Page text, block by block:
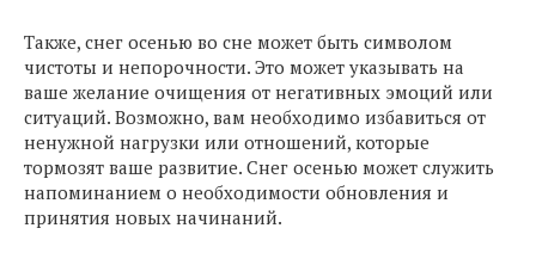
Также, снег осенью во сне может быть символом
чистоты и непорочности. Это может указывать на
ваше желание очищения от негативных эмоций или
ситуаций. Возможно, вам необходимо избавиться от
ненужной нагрузки или отношений, которые
тормозят ваше развитие. Снег осенью может служить
напоминанием о необходимости обновления и
принятия новых начинаний.